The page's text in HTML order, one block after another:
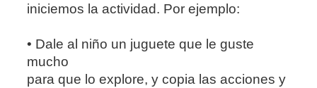
iniciemos la actividad. Por ejemplo:
• Dale al niño un juguete que le guste
mucho
para que lo explore, y copia las acciones y